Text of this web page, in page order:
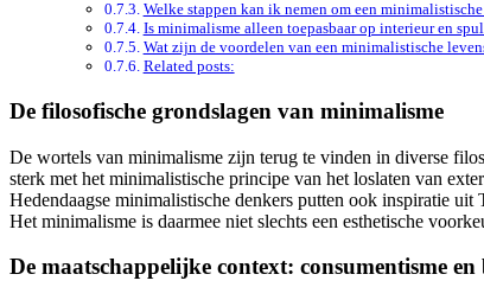
Welke stappen kan ik nemen om een
Is minimalisme alleen toepasbaar op interieur en
Wat zijn de voordelen van een minimalistische
Related posts:
De filosofische grondslagen van minimalisme
De wortels van minimalisme zijn terug te vinden in diverse
sterk met het minimalistische principe van het loslaten van
Hedendaagse minimalistische denkers putten ook inspiratie
Het minimalisme is daarmee niet slechts een esthetische
De maatschappelijke context: consumentisme